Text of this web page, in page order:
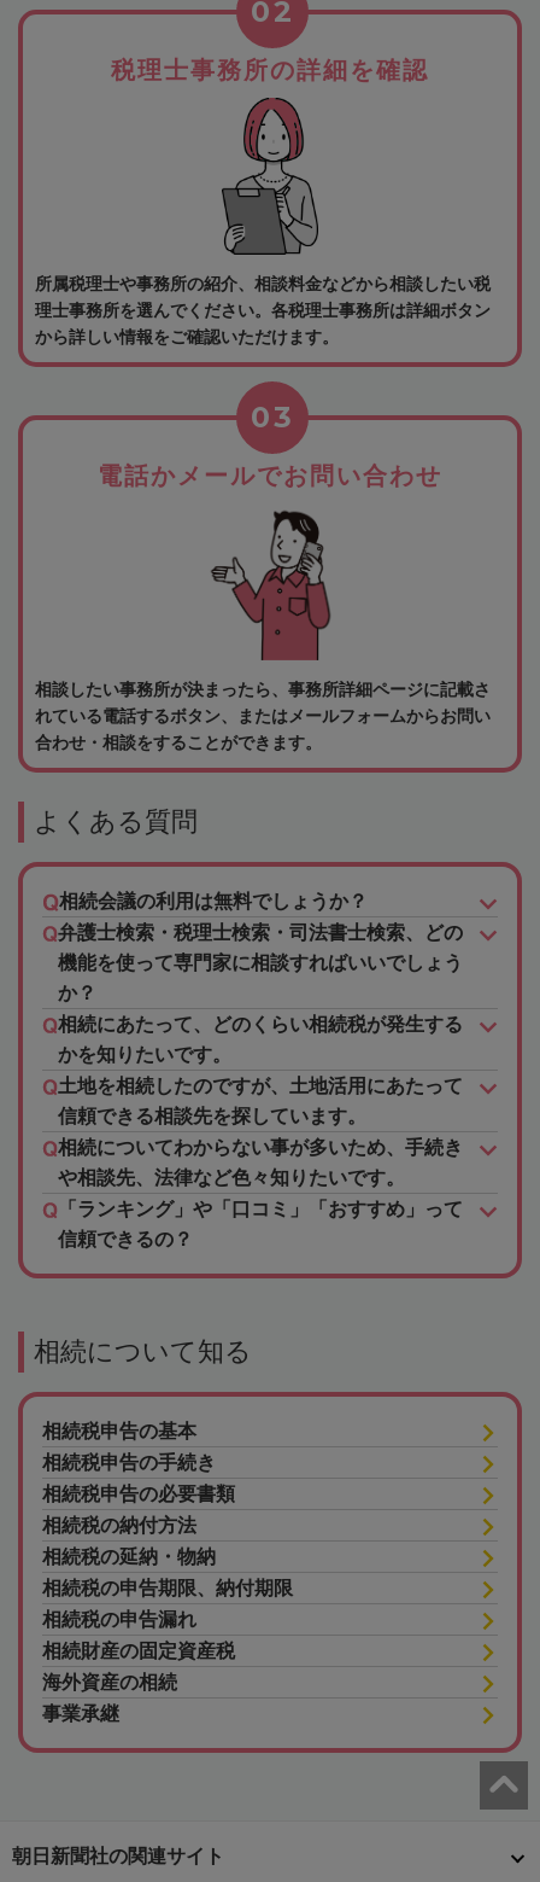
税理士事務所の詳細を確認
02
所属税理士や事務所の紹介、相談料金などから相談したい税
理士事務所を選んでください。各税理士事務所は詳細ボタン
から詳しい情報をご確認いただけます。
電話かメールでお問い合わせ
03
相談したい事務所が決まったら、事務所詳細ページに記載さ
れている電話するボタン、またはメールフォームからお問い
合わせ・相談をすることができます。
よくある質問
相続会議の利用は無料でしょうか？
弁護士検索・税理士検索・司法書士検索、どの
機能を使って専門家に相談すればいいでしょう
か？
相続にあたって、どのくらい相続税が発生する
かを知りたいです。
土地を相続したのですが、土地活用にあたって
信頼できる相談先を探しています。
相続についてわからない事が多いため、手続き
や相談先、法律など色々知りたいです。
「ランキング」や「口コミ」「おすすめ」って
信頼できるの？
相続について知る
相続税申告の基本
相続税申告の手続き
相続税申告の必要書類
相続税の納付方法
相続税の延納・物納
相続税の申告期限、納付期限
相続税の申告漏れ
相続財産の固定資産税
海外資産の相続
事業承継
朝日新聞社の関連サイト